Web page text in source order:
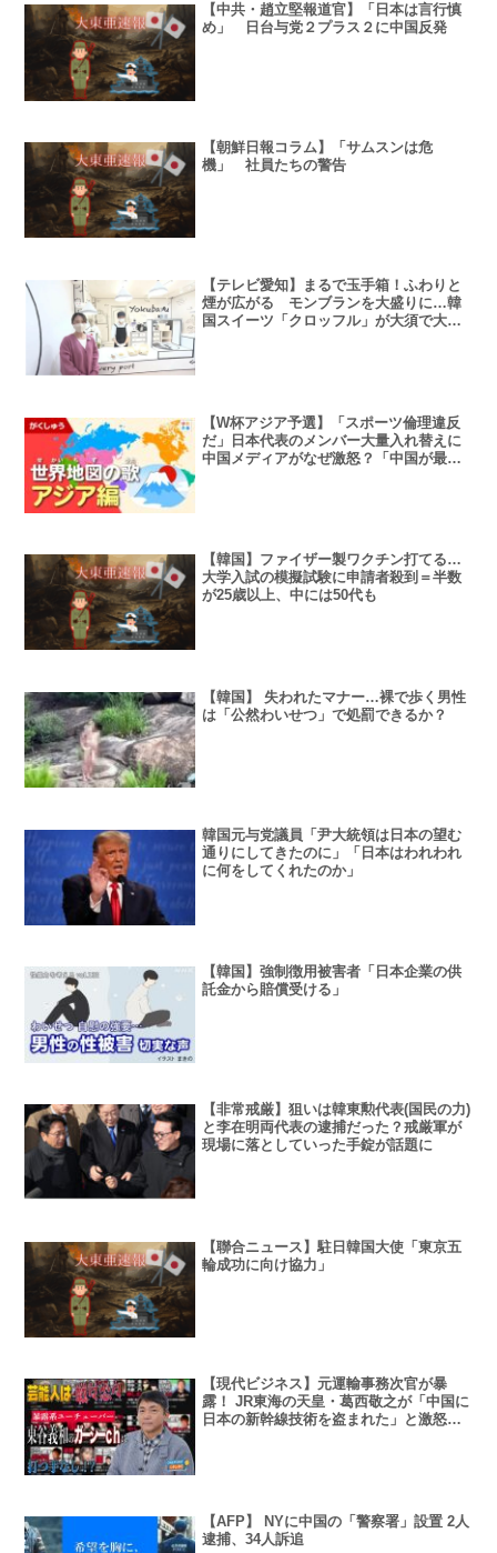
【中共・趙立堅報道官】「日本は言行慎
め」 日台与党２プラス２に中国反発
【朝鮮日報コラム】「サムスンは危
機」 社員たちの警告
【テレビ愛知】まるで玉手箱！ふわりと
煙が広がる モンブランを大盛りに…韓
国スイーツ「クロッフル」が大須で大人
【W杯アジア予選】「スポーツ倫理違反
だ」日本代表のメンバー大量入れ替えに
中国メディアがなぜ激怒？「中国が最大
【韓国】ファイザー製ワクチン打てる…
大学入試の模擬試験に申請者殺到＝半数
が25歳以上、中には50代も
【韓国】 失われたマナー…裸で歩く男性
は「公然わいせつ」で処罰できるか？
韓国元与党議員「尹大統領は日本の望む
通りにしてきたのに」「日本はわれわれ
に何をしてくれたのか」
【韓国】強制徴用被害者「日本企業の供
託金から賠償受ける」
【非常戒厳】狙いは韓東勲代表(国民の力)
と李在明両代表の逮捕だった？戒厳軍が
現場に落としていった手錠が話題に
【聯合ニュース】駐日韓国大使「東京五
輪成功に向け協力」
【現代ビジネス】元運輸事務次官が暴
露！ JR東海の天皇・葛西敬之が「中国に
日本の新幹線技術を盗まれた」と激怒し
【AFP】 NYに中国の「警察署」設置 2人
逮捕、34人訴追